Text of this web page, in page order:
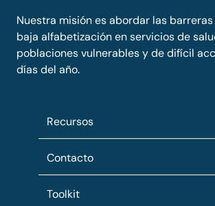
Nuestra misión es abordar las
baja alfabetización en servicios de
poblaciones vulnerables y de difícil
días del año.
Recursos
Contacto
Toolkit